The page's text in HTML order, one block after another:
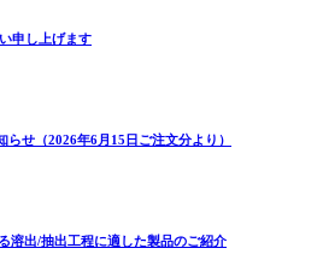
申し上げます
せ（2026年6月15日ご注文分より）
溶出/抽出工程に適した製品のご紹介